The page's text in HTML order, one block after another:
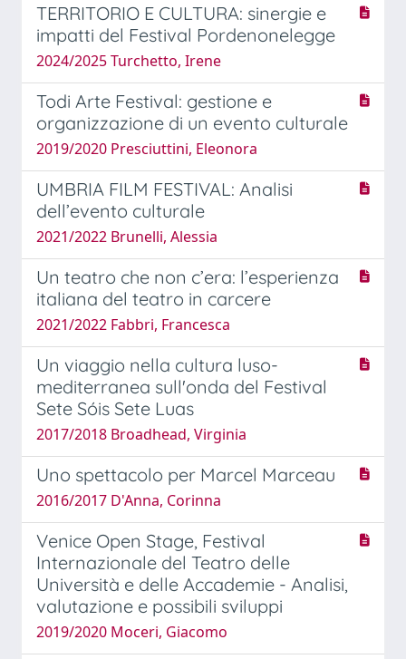
TERRITORIO E CULTURA: sinergie e
impatti del Festival Pordenonelegge
2024/2025 Turchetto, Irene
Todi Arte Festival: gestione e
organizzazione di un evento culturale
2019/2020 Presciuttini, Eleonora
UMBRIA FILM FESTIVAL: Analisi
dell’evento culturale
2021/2022 Brunelli, Alessia
Un teatro che non c’era: l’esperienza
italiana del teatro in carcere
2021/2022 Fabbri, Francesca
Un viaggio nella cultura luso-
mediterranea sull'onda del Festival
Sete Sóis Sete Luas
2017/2018 Broadhead, Virginia
Uno spettacolo per Marcel Marceau
2016/2017 D'Anna, Corinna
Venice Open Stage, Festival
Internazionale del Teatro delle
Università e delle Accademie - Analisi,
valutazione e possibili sviluppi
2019/2020 Moceri, Giacomo